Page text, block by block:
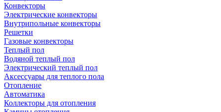
Конвекторы
Электрические конвекторы
Внутрипольные конвекторы
Решетки
Газовые конвекторы
Теплый пол
Водяной теплый пол
Электрический теплый пол
Аксессуары для теплого пола
Отопление
Автоматика
Коллекторы для отопления